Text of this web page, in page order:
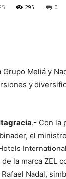
295 0
Grupo Meliá y
y
.- Con la
el
la marca ZEL
Nadal,